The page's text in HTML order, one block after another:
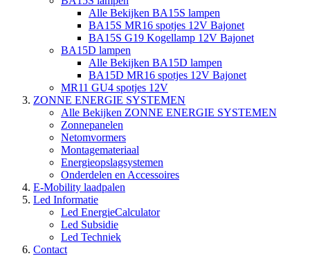
Alle Bekijken BA15S lampen
BA15S MR16 spotjes 12V Bajonet
BA15S G19 Kogellamp 12V Bajonet
BA15D lampen
Alle Bekijken BA15D lampen
BA15D MR16 spotjes 12V Bajonet
MR11 GU4 spotjes 12V
ZONNE ENERGIE SYSTEMEN
Alle Bekijken ZONNE ENERGIE SYSTEMEN
Zonnepanelen
Netomvormers
Montagemateriaal
Energieopslagsystemen
Onderdelen en Accessoires
E-Mobility laadpalen
Led Informatie
Led EnergieCalculator
Led Subsidie
Led Techniek
Contact